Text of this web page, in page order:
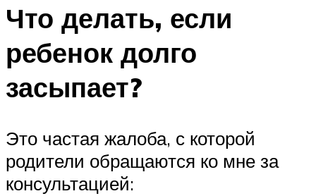
Что делать, если
ребенок долго
засыпает?
Это частая жалоба, с которой
родители обращаются ко мне за
консультацией: